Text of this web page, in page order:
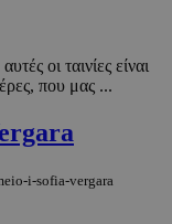
οι ταινίες είναι
που μας ...
i-sofia-vergara